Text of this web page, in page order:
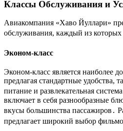
Классы Обслуживания и
Авиакомпания «Хаво Йуллари»
обслуживания, каждый из которых
Эконом-класс
Эконом-класс является наиболее
предлагая стандартные удобства,
питание и развлекательная
включает в себя разнообразные
вкусы большинства пассажиров․
предлагает широкий выбор